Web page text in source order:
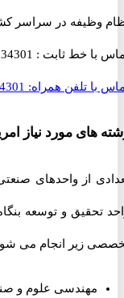
در سراسر کشور از 8 صبح الی 12 شب حتی ایام
با خط ثابت :0634301-0996
تلفن همراه:0634301-0996
های مورد نیاز
از واحدهای صنعتی و
و توسعه بنگاه
زیر انجام می شود:
مهندسیعلوم و صنایع